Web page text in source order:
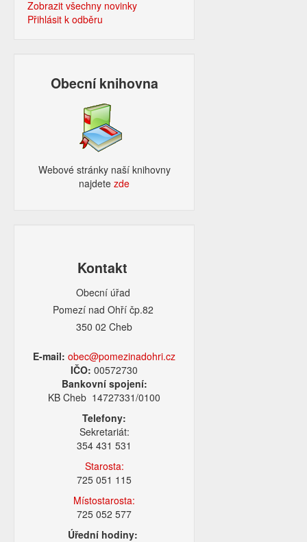
Zobrazit všechny novinky
Přihlásit k odběru
Obecní knihovna
Webové stránky naší knihovny
najdetezde​
Kontakt
Obecní úřad
Pomezí nad Ohří čp.82
350 02 Cheb
E-mail: obec@pomezinadohri.cz
IČO:00572730
Bankovní spojení:
KB Cheb 14727331/0100
Telefony:
Sekretariát:
354 431 531
Starosta:
725 051 115
Místostarosta:
725 052 577
Úřední hodiny: